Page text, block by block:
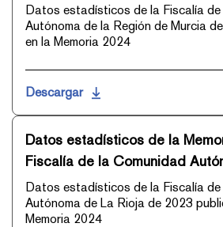
Datos estadísticos de la Fiscalía de
Autónoma de la Región de Murcia
en la Memoria 2024
Descargar
Datos estadísticos de la
Fiscalía de la Comunidad
Datos estadísticos de la Fiscalía de
Autónoma de La Rioja de 2023
Memoria 2024